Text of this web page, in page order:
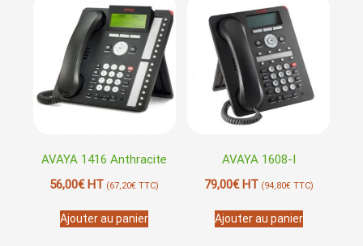
AVAYA 1416 Anthracite
56,00€HT (67,20€ TTC)
Ajouter au panier
AVAYA 1608-I
79,00€HT (94,80€TTC)
Ajouter au panier